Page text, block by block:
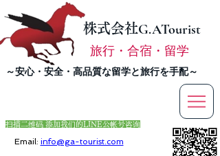
株式会社G.ATourist
旅行・合宿・留学
​～安心・安全・高品質な留学と旅行を手配～
Email: info@ga-tourist.com
扫描二维码 添加我们的LINE公帐号咨询